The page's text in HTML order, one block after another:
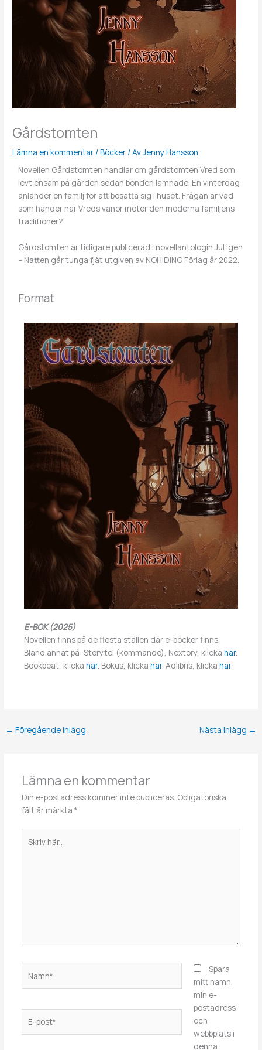
Gårdstomten
Lämna en kommentar /Böcker / AvJenny Hansson
Novellen Gårdstomten handlar om gårdstomten Vred som
levt ensam på gården sedan bonden lämnade. En vinterdag
anländer en familj för att bosätta sig i huset. Frågan är vad
som händer när Vreds vanor möter den moderna familjens
traditioner?
Gårdstomten är tidigare publicerad i novellantologin Jul igen
– Natten går tunga fjät utgiven av NOHIDING Förlag år 2022.
Format
E-BOK (2025)
Novellen finns på de flesta ställen där e-böcker finns.
Bland annat på: Storytel (kommande), Nextory, klickahär.
Bookbeat, klickahär. Bokus, klickahär. Adlibris, klickahär.
← Föregående Inlägg Nästa Inlägg →
Lämna en kommentar
Din e-postadress kommer inte publiceras. Obligatoriska
fält är märkta *
här..
post*
Spara
mitt namn,
min e-
postadress
och
webbplats i
denna